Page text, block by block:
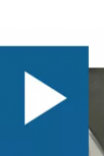
प्रस्तुत